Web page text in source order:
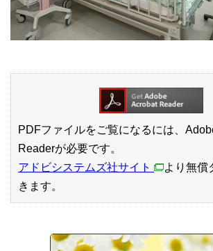
PDFファイルをご覧になるには、
Readerが必要です。
アドビシステムズ社サイト
より無償
きます。